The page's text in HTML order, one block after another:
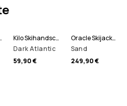
Kilo Skihandschuhe
Dark Atlantic
59,90 €
Oracle Skijacke Herren
Sand
249,90 €